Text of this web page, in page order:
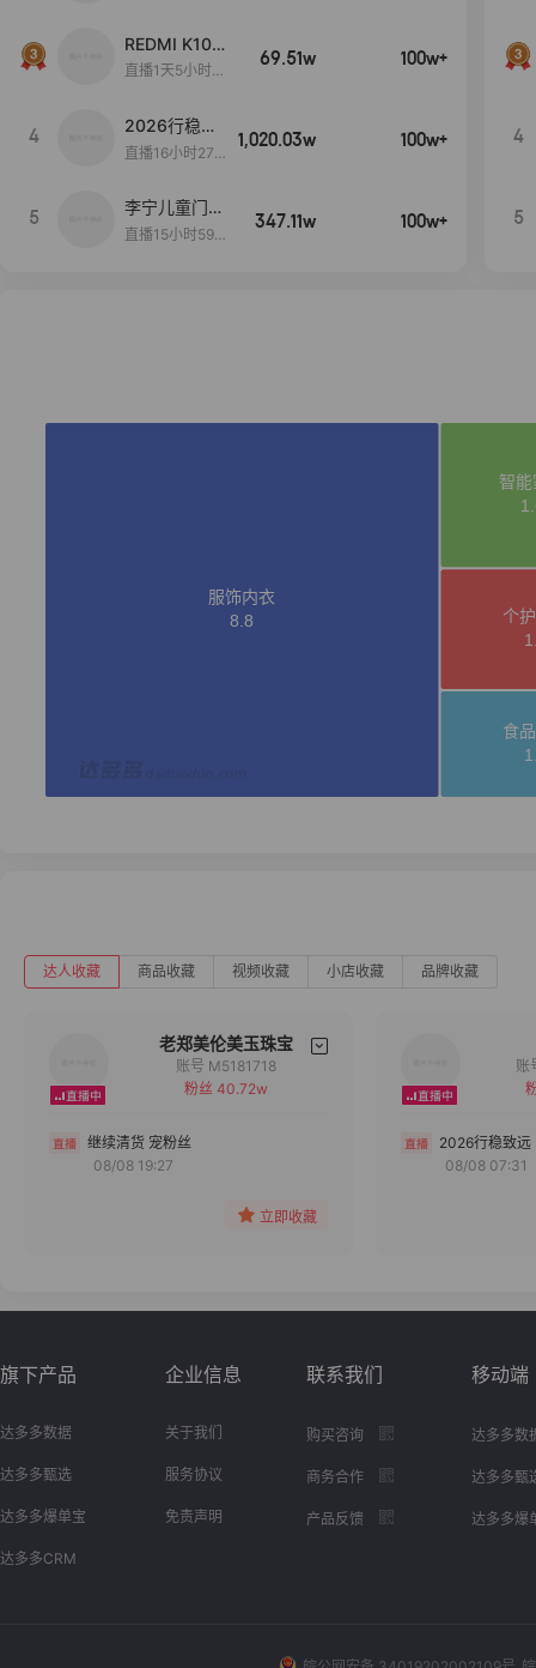
REDMI K100
Pro系列新品
启！
直播1天5小时3
69.51w 100w+
4
2026行稳致
远
直播16小时27
1,020.03w 100w+
5
李宁儿童门店
爆款赤兔8pr
直播15小时59
347.11w 100w+
4
5
达人收藏 商品收藏 视频收藏 小店收藏 品牌收藏
老郑美伦美玉珠宝
备注
账号 M5181718
粉丝 40.72w
继续清货 宠粉丝
08/08 19:27
立即收藏
2026行稳致远
08/08 07:31
旗下产品
达多多数据
达多多甄选
达多多爆单宝
达多多CRM
企业信息
关于我们
服务协议
免责声明
联系我们
购买咨询
商务合作
产品反馈
移动端
达多多数
达多多甄
达多多爆